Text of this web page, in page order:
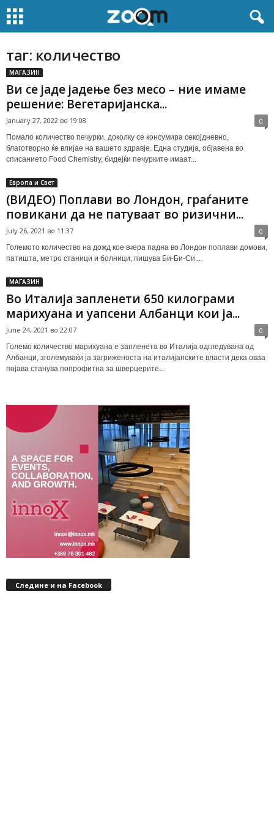
таг: количество
МАГАЗИН
Ви се јаде јадење без месо – ние имаме
решение: Вегетаријанска...
January 27, 2022 во 19:08 0
Помало количество печурки, доколку се консумира секојдневно,
благотворно ќе влијае на вашето здравје. Една студија, објавена во
списанието Food Chemistry, бидејќи печурките имаат...
Европа и Свет
(ВИДЕО) Поплави во Лондон, граѓаните
повикани да не патуваат во ризични...
July 26, 2021 во 11:37 0
Големото количество на дожд кое вчера падна во Лондон поплави домови,
патишта, метро станици и болници, пишува Би-Би-Си....
МАГАЗИН
Во Италија запленети 650 килограми
марихуана и уапсени Албанци кои ја...
June 24, 2021 во 22:07 0
Големо количество марихуана е запленета во Италија одгледувана од
Албанци, зголемуваќи ја загриженоста на италијанските власти дека оваа
појава станува попрофитна за шверцерите...
Следине и на Facebook